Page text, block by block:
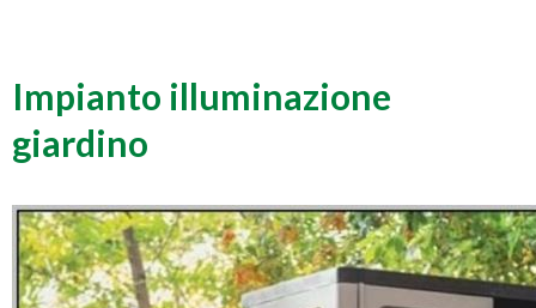
Impianto illuminazione
giardino